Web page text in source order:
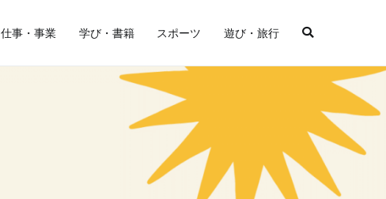
仕事・事業 学び・書籍 スポーツ 遊び・旅行